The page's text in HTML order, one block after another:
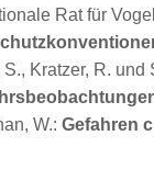
Rat für
S., Kratzer, R. und
W.: Gefahren